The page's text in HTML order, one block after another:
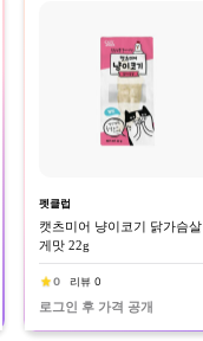
펫클럽
캣츠미어 냥이코기 닭가슴살
게맛 22g
0 리뷰 0
로그인 후 가격 공개